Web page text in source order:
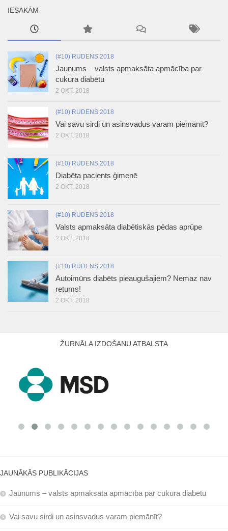
IESAKĀM
(#10) RUDENS 2018
Jaunums – valsts apmaksāta apmācība par
cukura diabētu
2 OKT, 2018
(#10) RUDENS 2018
Vai savu sirdi un asinsvadus varam piemānīt?
2 OKT, 2018
(#10) RUDENS 2018
Diabēta pacients ģimenē
2 OKT, 2018
(#10) RUDENS 2018
Valsts apmaksāta diabētiskās pēdas aprūpe
2 OKT, 2018
(#10) RUDENS 2018
Autoimūns diabēts pieaugušajiem? Nemaz nav
retums!
2 OKT, 2018
ŽURNĀLA IZDOŠANU ATBALSTA
JAUNĀKĀS PUBLIKĀCIJAS
Jaunums – valsts apmaksāta apmācība par cukura diabētu
Vai savu sirdi un asinsvadus varam piemānīt?